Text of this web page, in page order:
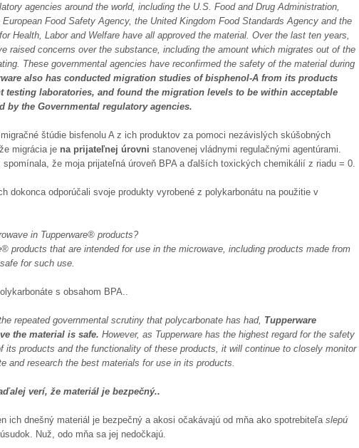
agencies around the world, including the U.S. Food and Drug Administration,
Food Safety Agency, the United Kingdom Food Standards Agency and the
Health, Labor and Welfare have all approved the material. Over the last ten years,
raised concerns over the substance, including the amount which migrates out of the
These governmental agencies have reconfirmed the safety of the material during
also has conducted migration studies of bisphenol-A from its products
testing laboratories, and found the migration levels to be within acceptable
by the Governmental regulatory agencies.
štúdie bisfenolu A z ich produktov za pomoci nezávislých skúšobných
migrácia je na prijateľnej úrovni stanovenej vládnymi regulačnými agentúrami.
že moja prijateľná úroveň BPA a ďalších toxických chemikálií z riadu = 0.
dokonca odporúčali svoje produkty vyrobené z polykarbonátu na použitie v
in Tupperware® products?
products that are intended for use in the microwave, including products made from
for such use.
s obsahom BPA..
repeated governmental scrutiny that polycarbonate has had, Tupperware
the material is safe. However, as Tupperware has the highest regard for the safety
its products and the functionality of these products, it will continue to closely monitor
and research the best materials for use in its products.
verí, že materiál je bezpečný..
ich dnešný materiál je bezpečný a akosi očakávajú od mňa ako spotrebiteľa slepú
Nuž, odo mňa sa jej nedočkajú.